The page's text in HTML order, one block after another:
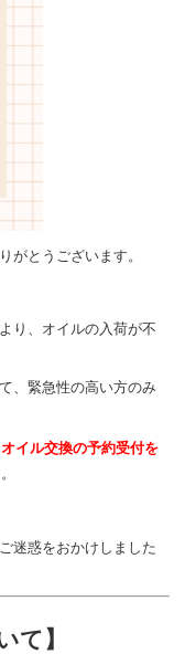
がとうございます。
り、オイルの入荷が不
、緊急性の高い方のみ
オイル交換の予約受付を
迷惑をおかけしました
て】